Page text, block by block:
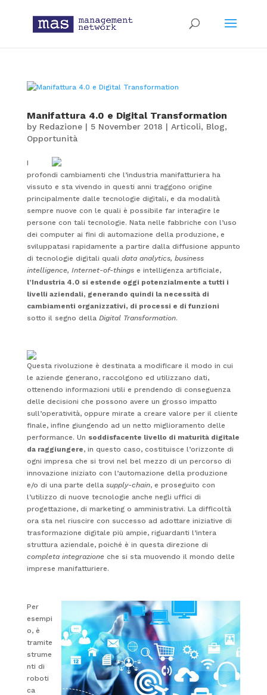
Manifattura 4.0 e Digital Transformation
by Redazione| 5 November 2018 | Articoli, Blog,
Opportunità
I
profondi cambiamenti che l’industria manifatturiera ha
vissuto e sta vivendo in questi anni traggono origine
principalmente dalle tecnologie digitali, e da modalità
sempre nuove con le quali è possibile far interagire le
persone con tali tecnologie. Nata nelle fabbriche con l’uso
dei computer ai fini di automazione della produzione, e
sviluppatasi rapidamente a partire dalla diffusione appunto
di tecnologie digitali quali data analytics, business
intelligence, Internet-of-thingse intelligenza artificiale,
l’Industria 4.0 si estende oggi potenzialmente a tutti i
livelli aziendali, generando quindi la necessità di
cambiamenti organizzativi, di processi e di funzioni
sotto il segno della Digital Transformation.
Questa rivoluzione è destinata a modificare il modo in cui
le aziende generano, raccolgono ed utilizzano dati,
ottenendo informazioni utili e prendendo di conseguenza
delle decisioni che possono avere un grosso impatto
sull’operatività, oppure mirate a creare valore per il cliente
finale, infine giungendo ad un netto miglioramento delle
performance. Un soddisfacente livello di maturità digitale
da raggiungere, in questo caso, costituisce l’orizzonte di
ogni impresa che si trovi nel bel mezzo di un percorso di
innovazione iniziato con l’automazione della produzione
e/o di una parte della supply-chain, e proseguito con
l’utilizzo di nuove tecnologie anche negli uffici di
progettazione, di marketing o amministrativi. La difficoltà
ora sta nel riuscire con successo ad adottare iniziative di
trasformazione digitale più ampie, riguardanti l’intera
struttura aziendale, poiché è in questa direzione di
completa integrazioneche si sta muovendo il mondo delle
imprese manifatturiere.
Per
esempi
o, è
tramite
strume
nti di
roboti
ca